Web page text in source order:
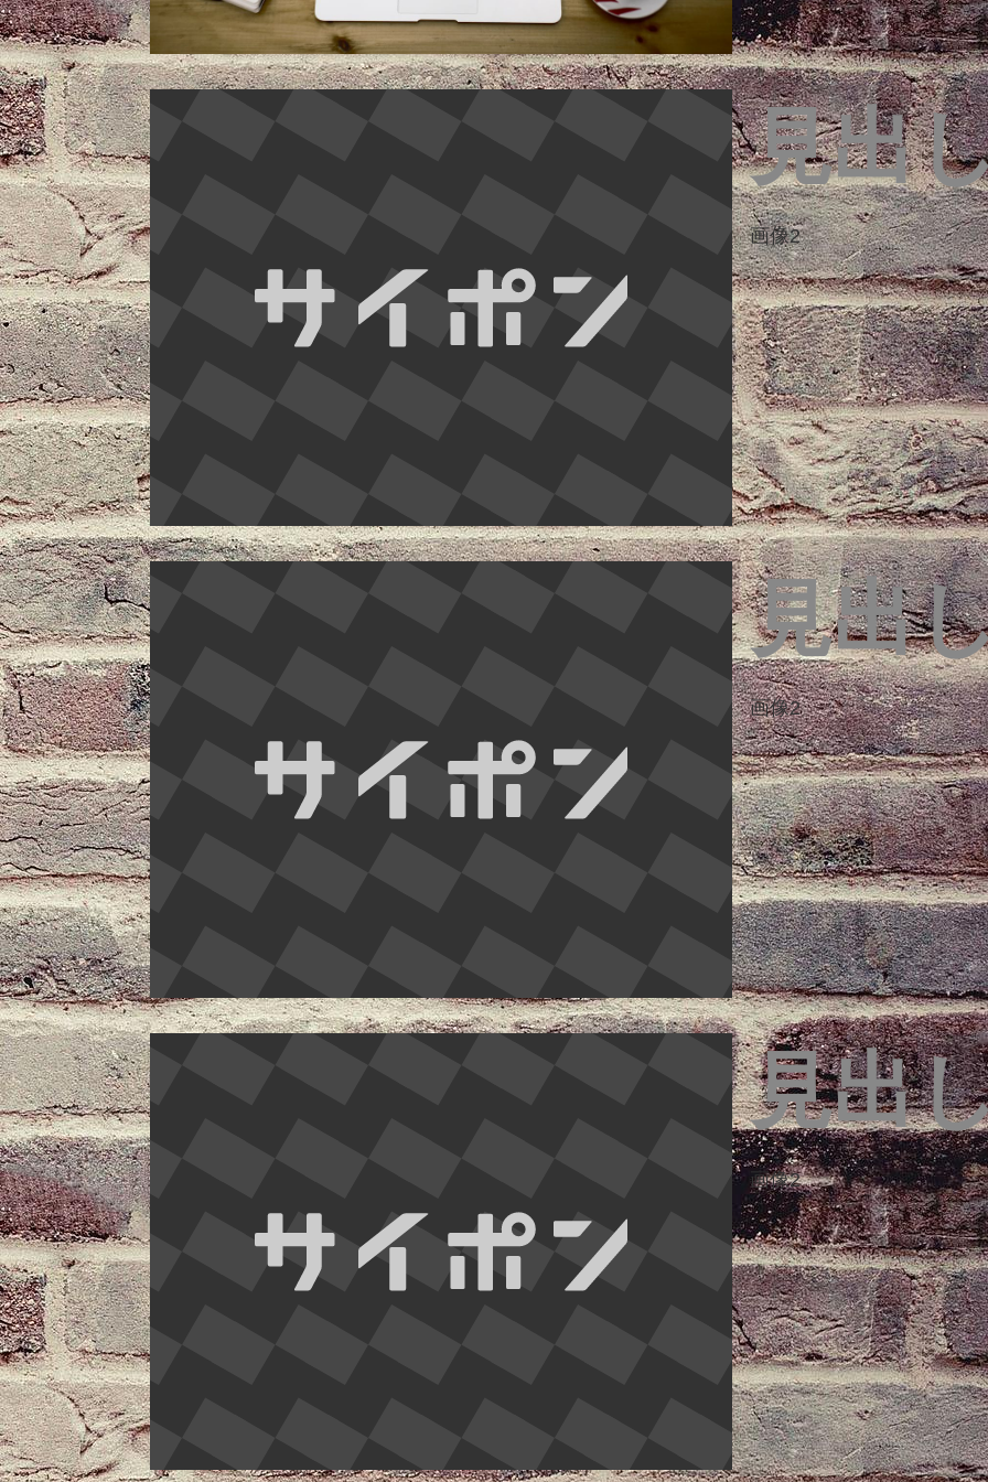
見出
画像2
見出
画像2
見出
画像2